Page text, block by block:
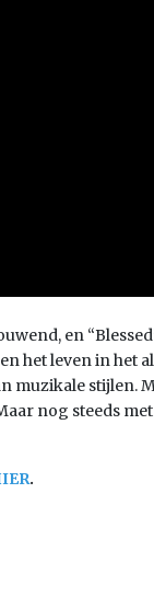
en
het leven in het
muzikale stijlen.
nog steeds
.